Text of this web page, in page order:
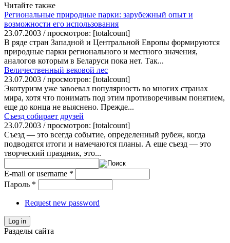
Читайте также
Региональные природные парки: зарубежный опыт и
возможности его использования
23.07.2003 / просмотров: [totalcount]
В ряде стран Западной и Центральной Европы формируются
природные парки регионального и местного значения,
аналогов которым в Беларуси пока нет. Так...
Величественный вековой лес
23.07.2003 / просмотров: [totalcount]
Экотуризм уже завоевал популярность во многих странах
мира, хотя что понимать под этим противоречивым понятием,
еще до конца не выяснено. Прежде...
Съезд собирает друзей
23.07.2003 / просмотров: [totalcount]
Съезд — это всегда событие, определенный рубеж, когда
подводятся итоги и намечаются планы. А еще съезд — это
творческий праздник, это...
E-mail or username *
Пароль *
Request new password
Log in
Разделы сайта